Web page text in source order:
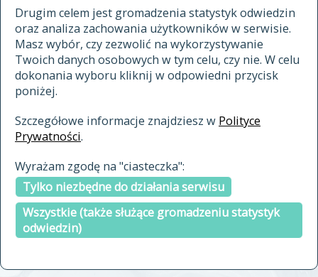
Drugim celem jest gromadzenia statystyk odwiedzin
oraz analiza zachowania użytkowników w serwisie.
Masz wybór, czy zezwolić na wykorzystywanie
Twoich danych osobowych w tym celu, czy nie. W celu
dokonania wyboru kliknij w odpowiedni przycisk
poniżej.
Szczegółowe informacje znajdziesz w Polityce
Prywatności.
Wyrażam zgodę na "ciasteczka":
Tylko niezbędne do działania serwisu
Wszystkie (także służące gromadzeniu statystyk
odwiedzin)
materiały archiwalne
cytowanie
kontakt
indeksie
a fronte
a tergo